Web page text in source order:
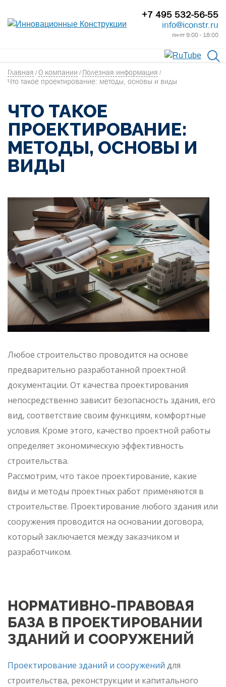
+7 495 532-56-55
info@iconstr.ru
пн-пт 9:00 - 18:00
Главная / О компании / Полезная информация /
Что такое проектирование: методы, основы и виды
ЧТО ТАКОЕ
ПРОЕКТИРОВАНИЕ:
МЕТОДЫ, ОСНОВЫ И
ВИДЫ
Любое строительство проводится на основе
предварительно разработанной проектной
документации. От качества проектирования
непосредственно зависит безопасность здания, его
вид, соответствие своим функциям, комфортные
условия. Кроме этого, качество проектной работы
определяет экономическую эффективность
строительства.
Рассмотрим, что такое проектирование, какие
виды и методы проектных работ применяются в
строительстве. Проектирование любого здания или
сооружения проводится на основании договора,
который заключается между заказчиком и
разработчиком.
НОРМАТИВНО-ПРАВОВАЯ
БАЗА В ПРОЕКТИРОВАНИИ
ЗДАНИЙ И СООРУЖЕНИЙ
Проектирование зданий и сооружений для
строительства, реконструкции и капитального